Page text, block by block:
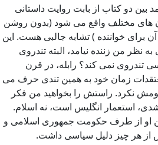
بین دو کتاب از بابت روایت داستانی
های مختلف واقع می شود (بدون روشن
برای خواننده ) تشابه جالبی هست. این
نظر من زننده نیامد، البته تندروی
تندروی نمی کند؟ رابله، در قرن
زمان خود به همین تندی حرف می
نکرد. راستش را بخواهید من فکر
استعمار انگلیس است، نه اسلام.
او از طرف حکومت جمهوری اسلامی و
هر چیز دلیل سیاسی داشت.